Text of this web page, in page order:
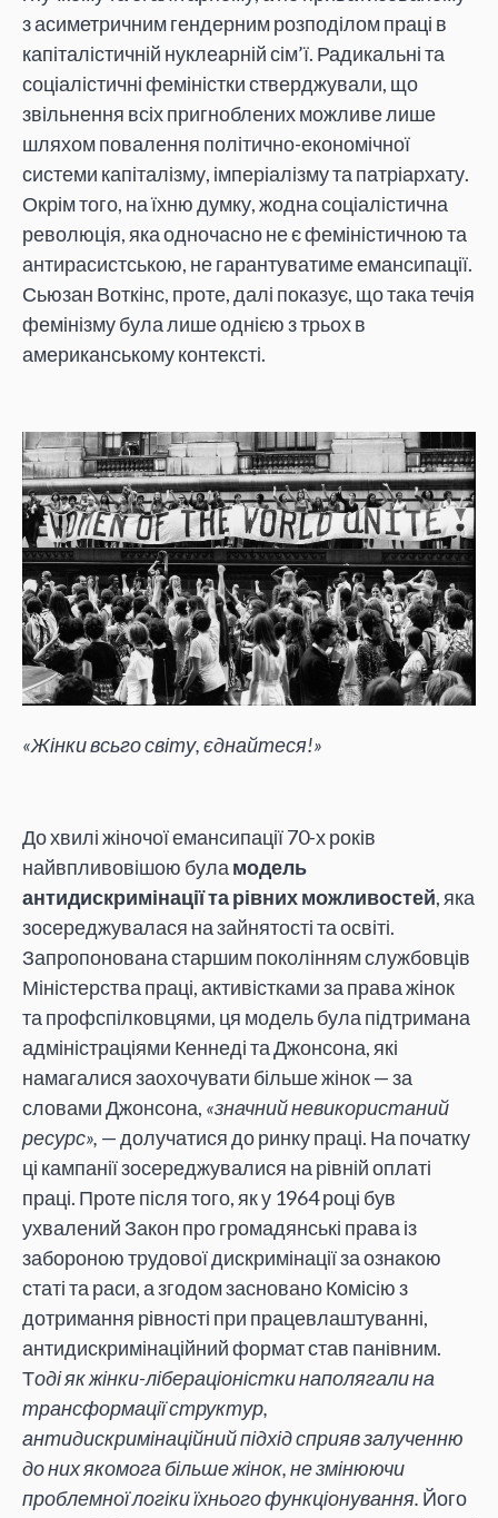
з асиметричним гендерним розподілом праці в
капіталістичній нуклеарній сім’ї. Радикальні та
соціалістичні феміністки стверджували, що
звільнення всіх пригноблених можливе лише
шляхом повалення політично-економічної
системи капіталізму, імперіалізму та патріархату.
Окрім того, на їхню думку, жодна соціалістична
революція, яка одночасно не є феміністичною та
антирасистською, не гарантуватиме емансипації.
Сьюзан Воткінс, проте, далі показує, що така течія
фемінізму була лише однією з трьох в
американському контексті.
«Жінки всьго світу, єднайтеся!»
До хвилі жіночої емансипації 70-х років
найвпливовішою була модель
антидискримінації та рівних можливостей, яка
зосереджувалася на зайнятості та освіті.
Запропонована старшим поколінням службовців
Міністерства праці, активістками за права жінок
та профспілковцями, ця модель була підтримана
адміністраціями Кеннеді та Джонсона, які
намагалися заохочувати більше жінок — за
словами Джонсона, «значний невикористаний
ресурс», — долучатися до ринку праці. На початку
ці кампанії зосереджувалися на рівній оплаті
праці. Проте після того, як у 1964 році був
ухвалений Закон про громадянські права із
забороною трудової дискримінації за ознакою
статі та раси, а згодом засновано Комісію з
дотримання рівності при працевлаштуванні,
антидискримінаційний формат став панівним.
Тоді як жінки-лібераціоністки наполягали на
трансформації структур,
антидискримінаційний підхід сприяв залученню
до них якомога більше жінок, не змінюючи
проблемної логіки їхнього функціонування. Його